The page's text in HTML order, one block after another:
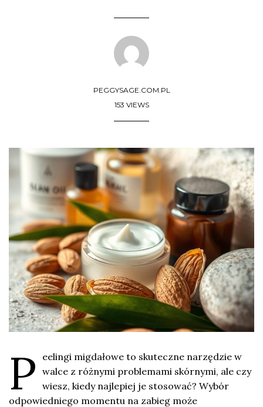
PEGGYSAGE.COM.PL
153 VIEWS
P
eelingi migdałowe to skuteczne narzędzie w
walce z różnymi problemami skórnymi, ale czy
wiesz, kiedy najlepiej je stosować? Wybór
odpowiedniego momentu na zabieg może